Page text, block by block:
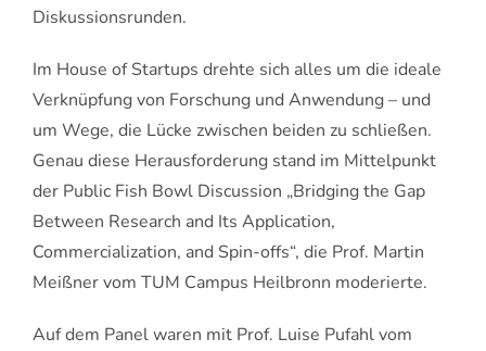
Diskussionsrunden.
Im House of Startups drehte sich alles um die ideale
Verknüpfung von Forschung und Anwendung – und
um Wege, die Lücke zwischen beiden zu schließen.
Genau diese Herausforderung stand im Mittelpunkt
der Public Fish Bowl Discussion „Bridging the Gap
Between Research and Its Application,
Commercialization, and Spin-offs“, die Prof. Martin
Meißner vom TUM Campus Heilbronn moderierte.
Auf dem Panel waren mit Prof. Luise Pufahl vom